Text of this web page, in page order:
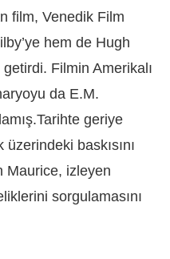
film, Venedik Film
hem de Hugh
Filmin Amerikalı
da E.M.
geriye
baskısını
Maurice, izleyen
sorgulamasını